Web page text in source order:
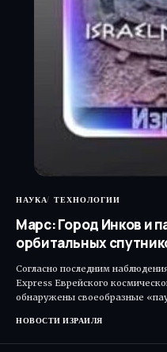
НАУКА ТЕХНОЛОГИИ
Марс: Город Инков и
орбитальных
Согласно последним
Express Еврейского
обнаружены своеобразные
НОВОСТИ ИЗРАИЛЯ